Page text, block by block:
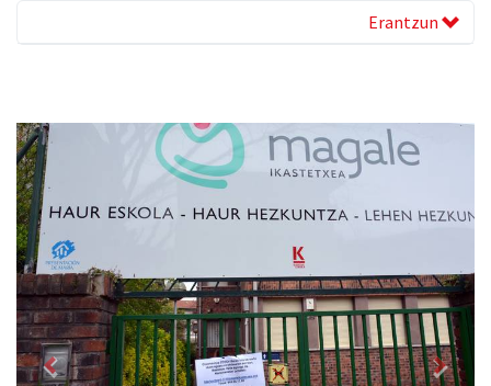
Erantzun
Previous Next